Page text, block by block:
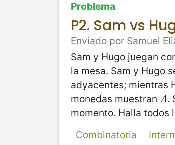
Problema
P2. Sam vs
Enviado por Samuel
Sam y Hugo juegan
la mesa. Sam y Hugo
adyacentes; mientras
monedas muestran A
A.
momento. Halla todos
Combinatoria